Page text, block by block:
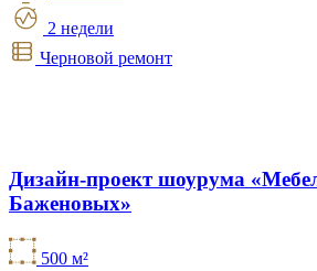
2 недели
Черновой ремонт
Дизайн-проект шоурума
Баженовых»
500 м²